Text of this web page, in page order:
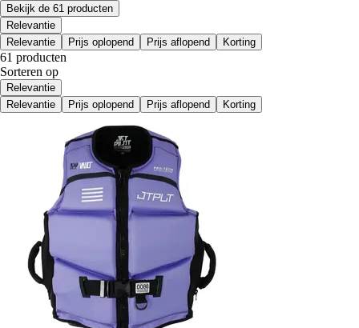
Bekijk de 61 producten
Relevantie
Relevantie
Prijs oplopend Prijs aflopend Korting
61 producten
Sorteren op
Relevantie
Relevantie
Prijs oplopend Prijs aflopend Korting